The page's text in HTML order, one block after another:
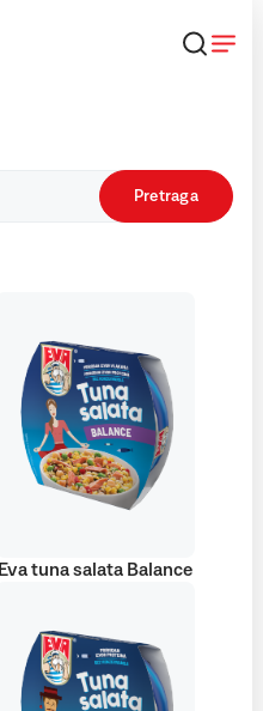
Pretraga
Eva tuna salata Balance